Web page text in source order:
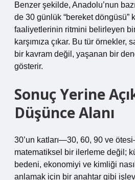
Benzer şekilde, Anadolu’nun
de 30 günlük “bereket döngüsü”
faaliyetlerinin ritmini belirleyen
karşımıza çıkar. Bu tür örnekler,
bir kavram değil, yaşanan bir
gösterir.
Sonuç Yerine
Düşünce Alanı
30’un katları—30, 60, 90 ve
matematiksel bir ilerleme değil;
bedeni, ekonomiyi ve kimliği
anlamak için bir anahtar gibi işlev